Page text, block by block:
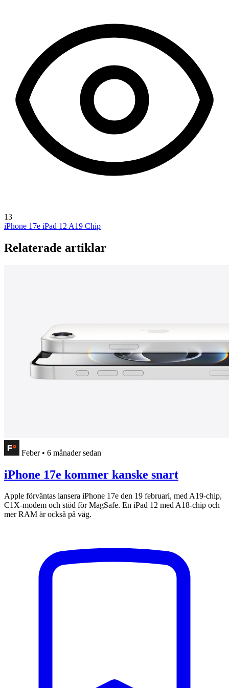
13
iPhone 17e iPad 12 A19 Chip
Relaterade artiklar
Feber • 6 månader sedan
iPhone 17e kommer kanske snart
Apple förväntas lansera iPhone 17e den 19 februari, med A19-chip,
C1X-modem och stöd för MagSafe. En iPad 12 med A18-chip och
mer RAM är också på väg.